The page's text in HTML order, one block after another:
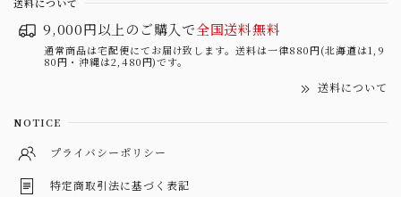
9,000円以上のご購入で全国送料無料
通常商品は宅配便にてお届け致します。送料は一律880円(北海道は1,9
80円・沖縄は2,480円)です。
送料について
NOTICE
プライバシーポリシー
特定商取引法に基づく表記